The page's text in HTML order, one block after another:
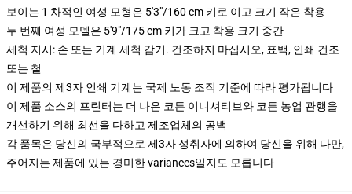
보이는 1 차적인 여성 모형은 5'3"/160 cm 키로 이고 크기 작은 착용
두 번째 여성 모델은 5'9"/175 cm 키가 크고 착용 크기 중간
세척 지시: 손 또는 기계 세척 감기. 건조하지 마십시오, 표백, 인쇄 건조
또는 철
이 제품의 제3자 인쇄 기계는 국제 노동 조직 기준에 따라 평가됩니다
이 제품 소스의 프린터는 더 나은 코튼 이니셔티브와 코튼 농업 관행을
개선하기 위해 최선을 다하고 제조업체의 공백
각 품목은 당신의 국부적으로 제3자 성취자에 의하여 당신을 위해 다만,
주어지는 제품에 있는 경미한 variances일지도 모릅니다